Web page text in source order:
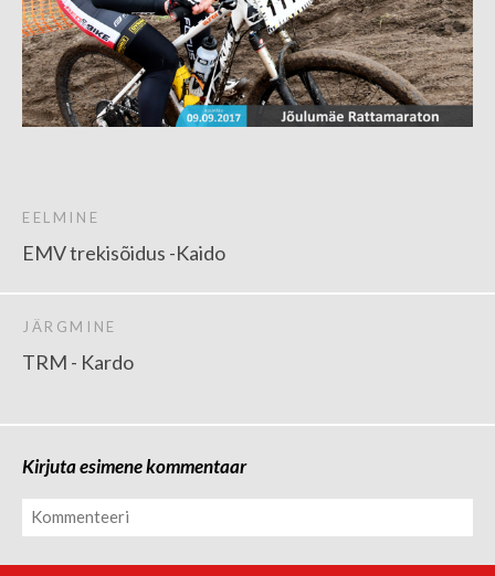
EELMINE
EMV trekisõidus -Kaido
JÄRGMINE
TRM - Kardo
Kirjuta esimene kommentaar